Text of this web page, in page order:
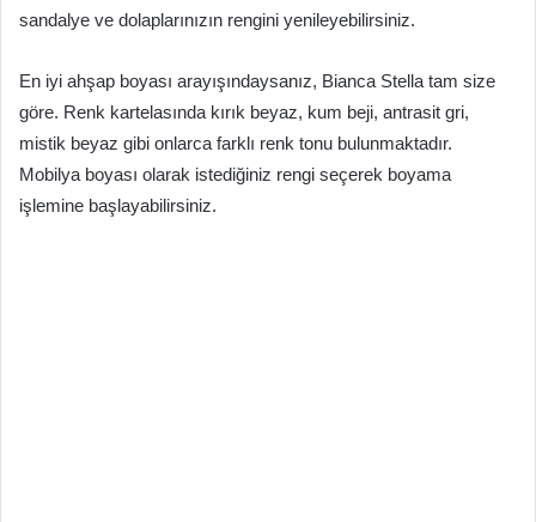
sandalye ve dolaplarınızın rengini yenileyebilirsiniz.
En iyi ahşap boyası arayışındaysanız, Bianca Stella tam size
göre. Renk kartelasında kırık beyaz, kum beji, antrasit gri,
mistik beyaz gibi onlarca farklı renk tonu bulunmaktadır.
Mobilya boyası olarak istediğiniz rengi seçerek boyama
işlemine başlayabilirsiniz.